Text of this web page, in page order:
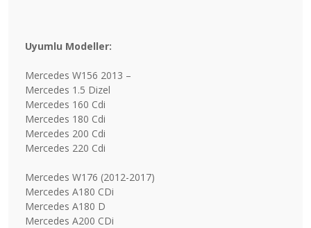
Uyumlu Modeller:
Mercedes W156 2013 –
Mercedes 1.5 Dizel
Mercedes 160 Cdi
Mercedes 180 Cdi
Mercedes 200 Cdi
Mercedes 220 Cdi
Mercedes W176 (2012-2017)
Mercedes A180 CDi
Mercedes A180 D
Mercedes A200 CDi